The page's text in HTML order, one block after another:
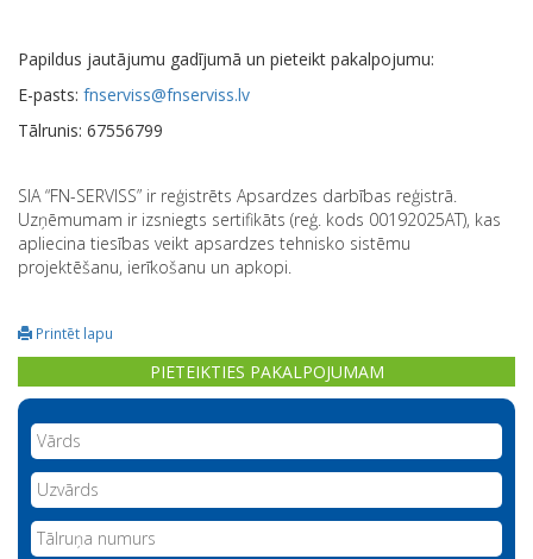
Papildus jautājumu gadījumā un pieteikt pakalpojumu:
E-pasts: fnserviss@fnserviss.lv
Tālrunis: 67556799
SIA “FN-SERVISS” ir reģistrēts Apsardzes darbības reģistrā.
Uzņēmumam ir izsniegts sertifikāts (reģ. kods 00192025AT), kas
apliecina tiesības veikt apsardzes tehnisko sistēmu
projektēšanu, ierīkošanu un apkopi.
Printēt lapu
PIETEIKTIES PAKALPOJUMAM